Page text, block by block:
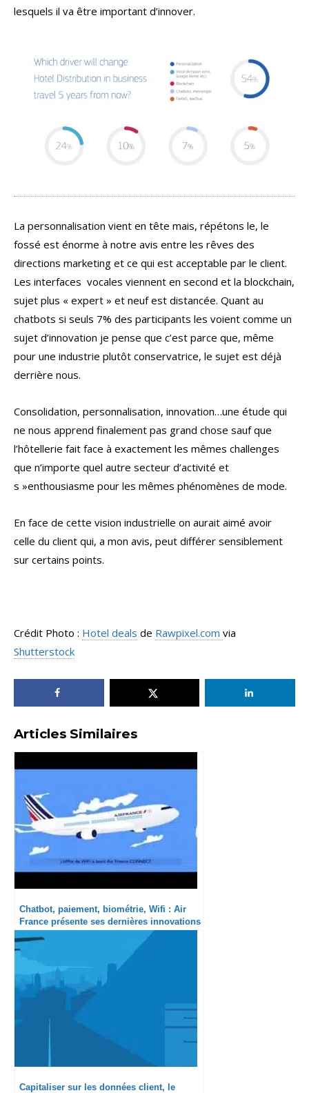
lesquels il va être important d’innover.
La personnalisation vient en tête mais, répétons le, le
fossé est énorme à notre avis entre les rêves des
directions marketing et ce qui est acceptable par le client.
Les interfaces vocales viennent en second et la blockchain,
sujet plus « expert » et neuf est distancée. Quant au
chatbots si seuls 7% des participants les voient comme un
sujet d’innovation je pense que c’est parce que, même
pour une industrie plutôt conservatrice, le sujet est déjà
derrière nous.
Consolidation, personnalisation, innovation…une étude qui
ne nous apprend finalement pas grand chose sauf que
l’hôtellerie fait face à exactement les mêmes challenges
que n’importe quel autre secteur d’activité et
s »enthousiasme pour les mêmes phénomènes de mode.
En face de cette vision industrielle on aurait aimé avoir
celle du client qui, a mon avis, peut différer sensiblement
sur certains points.
Crédit Photo : Hotel deals de Rawpixel.com via
Shutterstock
Articles Similaires
Chatbot, paiement, biométrie, Wifi : Air
France présente ses dernières innovations
digitales
Capitaliser sur les données client, le